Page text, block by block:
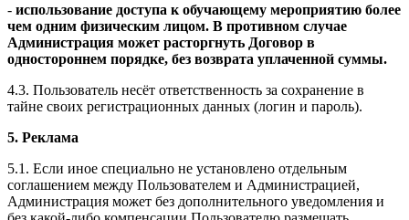
- использование доступа к обучающему мероприятию более
чем одним физическим лицом. В противном случае
Администрация может расторгнуть Договор в
одностороннем порядке, без возврата уплаченной суммы.
4.3. Пользователь несёт ответственность за сохранение в
тайне своих регистрационных данных (логин и пароль).
5. Реклама
5.1. Если иное специально не установлено отдельным
соглашением между Пользователем и Администрацией,
Администрация может без дополнительного уведомления и